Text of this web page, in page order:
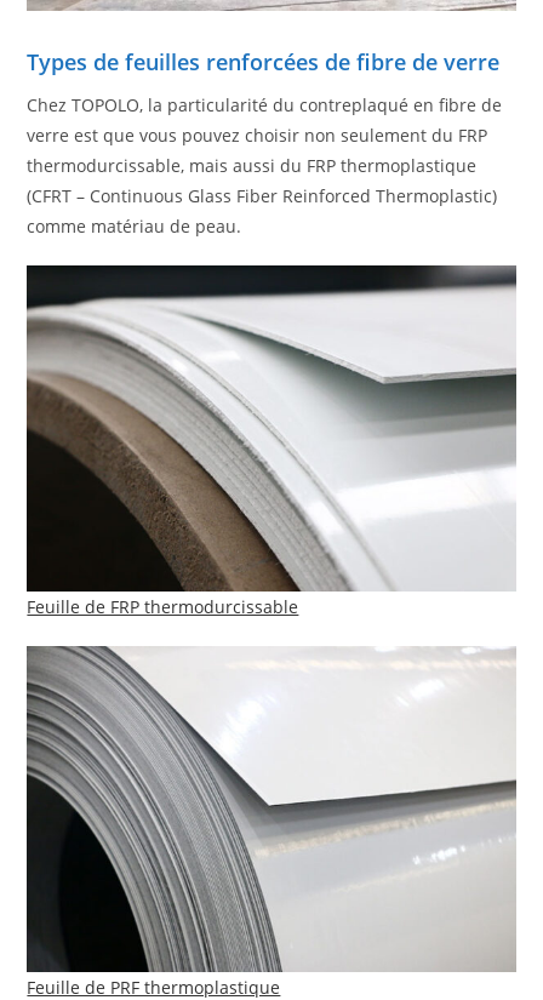
Types de feuilles renforcées de fibre de verre
Chez TOPOLO, la particularité du contreplaqué en fibre de
verre est que vous pouvez choisir non seulement du FRP
thermodurcissable, mais aussi du FRP thermoplastique
(CFRT – Continuous Glass Fiber Reinforced Thermoplastic)
comme matériau de peau.
Feuille de FRP thermodurcissable
Feuille de PRF thermoplastique